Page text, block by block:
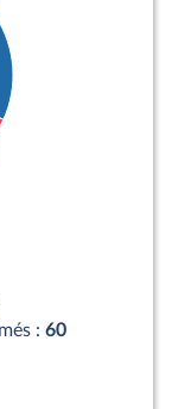
: 60